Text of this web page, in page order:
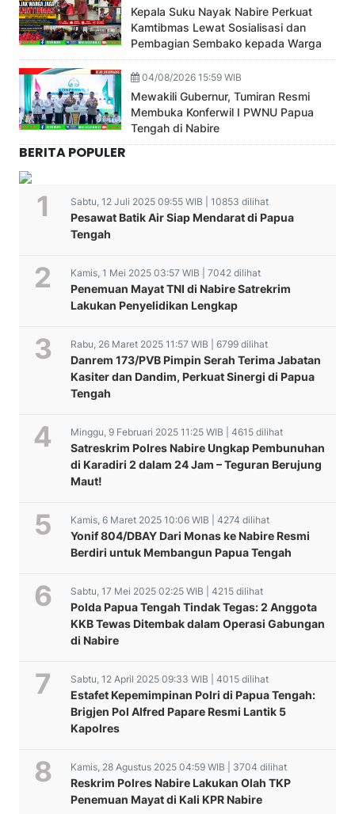
Kepala Suku Nayak Nabire Perkuat
Kamtibmas Lewat Sosialisasi dan
Pembagian Sembako kepada Warga
04/08/2026 15:59 WIB
Mewakili Gubernur, Tumiran Resmi
Membuka Konferwil I PWNU Papua
Tengah di Nabire
BERITA POPULER
Sabtu, 12 Juli 2025 09:55 WIB | 10853 dilihat
Pesawat Batik Air Siap Mendarat di Papua
Tengah
Kamis, 1 Mei 2025 03:57 WIB | 7042 dilihat
Penemuan Mayat TNI di Nabire Satrekrim
Lakukan Penyelidikan Lengkap
Rabu, 26 Maret 2025 11:57 WIB | 6799 dilihat
Danrem 173/PVB Pimpin Serah Terima Jabatan
Kasiter dan Dandim, Perkuat Sinergi di Papua
Tengah
Minggu, 9 Februari 2025 11:25 WIB | 4615 dilihat
Satreskrim Polres Nabire Ungkap Pembunuhan
di Karadiri 2 dalam 24 Jam – Teguran Berujung
Maut!
Kamis, 6 Maret 2025 10:06 WIB | 4274 dilihat
Yonif 804/DBAY Dari Monas ke Nabire Resmi
Berdiri untuk Membangun Papua Tengah
Sabtu, 17 Mei 2025 02:25 WIB | 4215 dilihat
Polda Papua Tengah Tindak Tegas: 2 Anggota
KKB Tewas Ditembak dalam Operasi Gabungan
di Nabire
Sabtu, 12 April 2025 09:33 WIB | 4015 dilihat
Estafet Kepemimpinan Polri di Papua Tengah:
Brigjen Pol Alfred Papare Resmi Lantik 5
Kapolres
Kamis, 28 Agustus 2025 04:59 WIB | 3704 dilihat
Reskrim Polres Nabire Lakukan Olah TKP
Penemuan Mayat di Kali KPR Nabire